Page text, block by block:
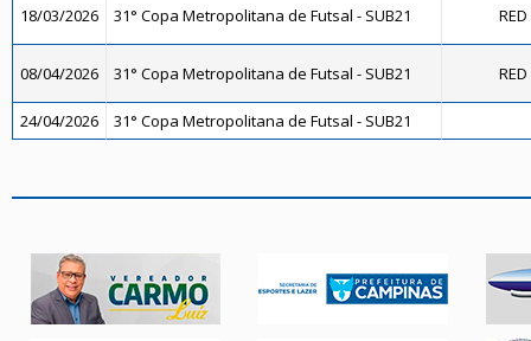
18/03/2026 31° Copa Metropolitana de Futsal - SUB21
08/04/2026 31° Copa Metropolitana de Futsal - SUB21
24/04/2026 31° Copa Metropolitana de Futsal - SUB21